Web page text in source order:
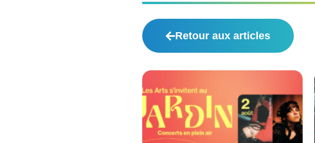
Retour aux articles